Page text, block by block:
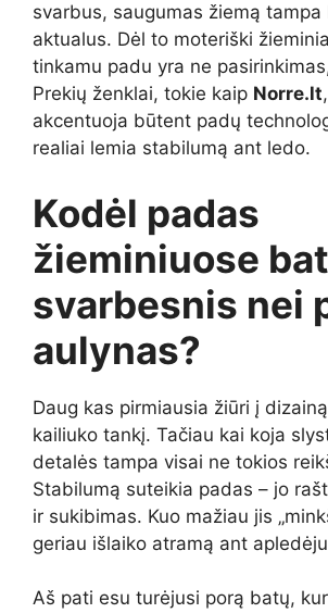
svarbus, saugumas žiemą tampa
aktualus. Dėl to moteriški
tinkamu padu yra ne
Prekių ženklai, tokie kaip Norre.lt
akcentuoja būtent padų
realiai lemia stabilumą ant ledo.
Kodėl padas
žieminiuose
svarbesnis nei
aulynas?
Daug kas pirmiausia žiūri į
kailiuko tankį. Tačiau kai koja
detalės tampa visai ne tokios
Stabilumą suteikia padas – jo
ir sukibimas. Kuo mažiau jis
geriau išlaiko atramą ant
Aš pati esu turėjusi porą batų,